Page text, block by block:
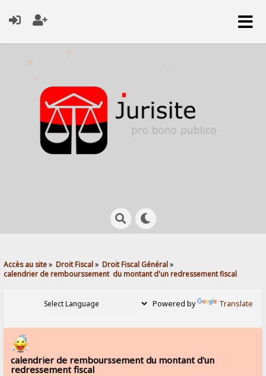
Accès au site» Droit Fiscal» Droit Fiscal Général»
calendrier de rembourssement  du montant d'un redressement fiscal
Powered by Translate
calendrier de rembourssement du montant d'un
redressement fiscal